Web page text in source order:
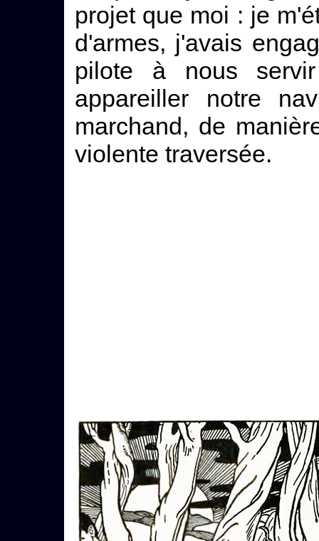
projet que moi : je
d'armes, j'avais
pilote à nous
appareiller notre
marchand, de
violente traversée.